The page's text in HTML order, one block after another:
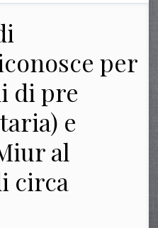
per
di pre
e
al
circa